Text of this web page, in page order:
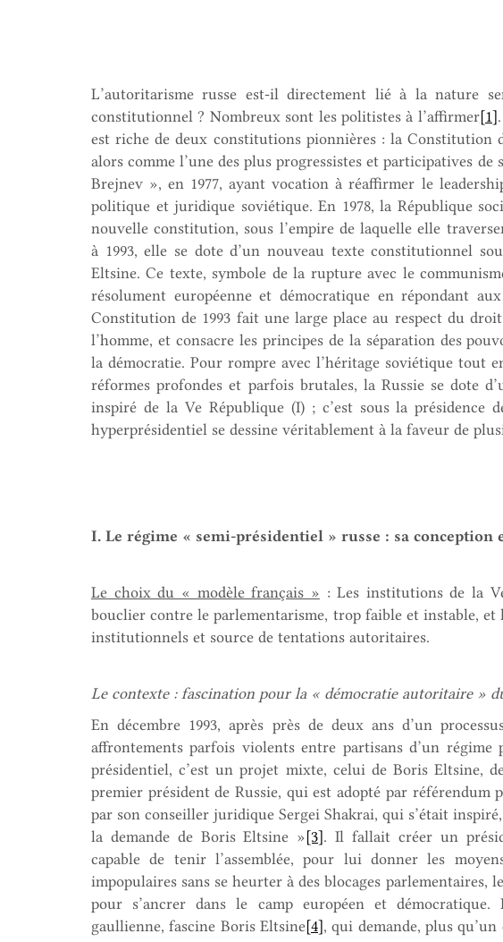
L’autoritarisme russe est-il directement lié à la nature
constitutionnel ? Nombreux sont les politistes à l’affirmer[1]
est riche de deux constitutions pionnières : la Constitution
alors comme l’une des plus progressistes et participatives
Brejnev », en 1977, ayant vocation à réaffirmer le
politique et juridique soviétique. En 1978, la République
nouvelle constitution, sous l’empire de laquelle elle
à 1993, elle se dote d’un nouveau texte constitutionnel
Eltsine. Ce texte, symbole de la rupture avec le
résolument européenne et démocratique en répondant
Constitution de 1993 fait une large place au respect du
l’homme, et consacre les principes de la séparation des
la démocratie. Pour rompre avec l’héritage soviétique tout
réformes profondes et parfois brutales, la Russie se dote
inspiré de la Ve République (I) ; c’est sous la présidence
hyperprésidentiel se dessine véritablement à la faveur de
I. Le régime « semi-présidentiel » russe : sa conception
Le choix du « modèle français » : Les institutions de la
bouclier contre le parlementarisme, trop faible et instable, et
institutionnels et source de tentations autoritaires.
Le contexte : fascination pour la « démocratie autoritaire »
En décembre 1993, après près de deux ans d’un
affrontements parfois violents entre partisans d’un régime
présidentiel, c’est un projet mixte, celui de Boris Eltsine,
premier président de Russie, qui est adopté par référendum
par son conseiller juridique Sergei Shakrai, qui s’était
la demande de Boris Eltsine »[3]. Il fallait créer un
capable de tenir l’assemblée, pour lui donner les
impopulaires sans se heurter à des blocages
pour s’ancrer dans le camp européen et
gaullienne, fascine Boris Eltsine[4], qui demande, plus